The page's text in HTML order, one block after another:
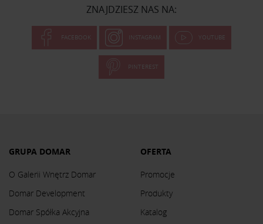
ZNAJDZIESZ NAS NA:
FACEBOOK INSTAGRAM YOUTUBE
PINTEREST
GRUPA DOMAR
O Galerii Wnętrz Domar
Domar Development
Domar Spółka Akcyjna
OFERTA
Promocje
Produkty
Katalog